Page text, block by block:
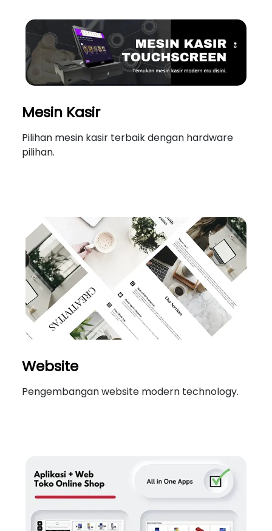
Mesin Kasir
Pilihan mesin kasir terbaik dengan hardware
pilihan.
Website
Pengembangan website modern technology.